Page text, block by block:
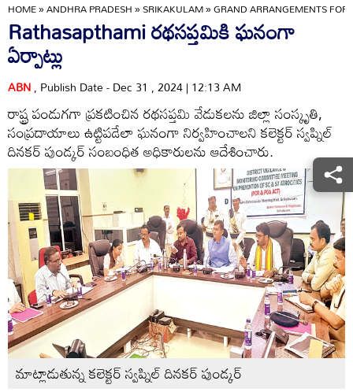
HOME»ANDHRA PRADESH»SRIKAKULAM»GRAND ARRANGEMENTS
Rathasapthami రథసప్తమికి ఘనంగా
ఏర్పాట్లు
ABN, Publish Date - Dec 31 , 2024 | 12:13 AM
రాష్ట్ర పండుగగా ప్రకటించిన రథసప్తమి వేడుకలను జిల్లా సంస్కృతి,
సంప్రదాయాలు ఉట్టిపడేలా ఘనంగా నిర్వహించాలని కలెక్టర్‌ స్వప్నిల్‌
దినకర్‌ పుండ్కర్‌ సంబంధిత అధికారులను ఆదేశించారు.
మాట్లాడుతున్న కలెక్టర్‌ స్వప్నిల్‌ దినకర్‌ పుండ్కర్‌